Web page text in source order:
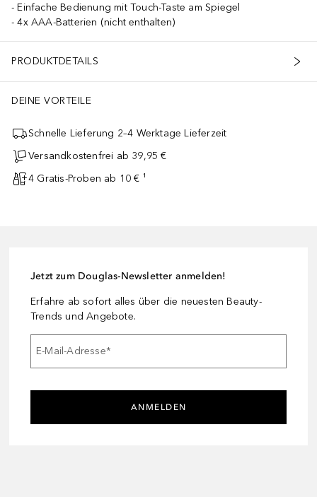
Einfache Bedienung mit Touch-Taste am Spiegel
4x AAA-Batterien (nicht enthalten)
PRODUKTDETAILS
DEINE VORTEILE
Schnelle Lieferung 2–4 Werktage Lieferzeit
Versandkostenfrei ab 39,95 €
4 Gratis-Proben ab 10 € ¹
Jetzt zum Douglas-Newsletter anmelden!
Erfahre ab sofort alles über die neuesten Beauty-
Trends und Angebote.
E-Mail-Adresse*
ANMELDEN